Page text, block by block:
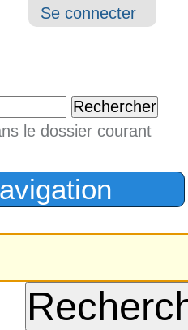
Outils
Se connecter
le dossier courant